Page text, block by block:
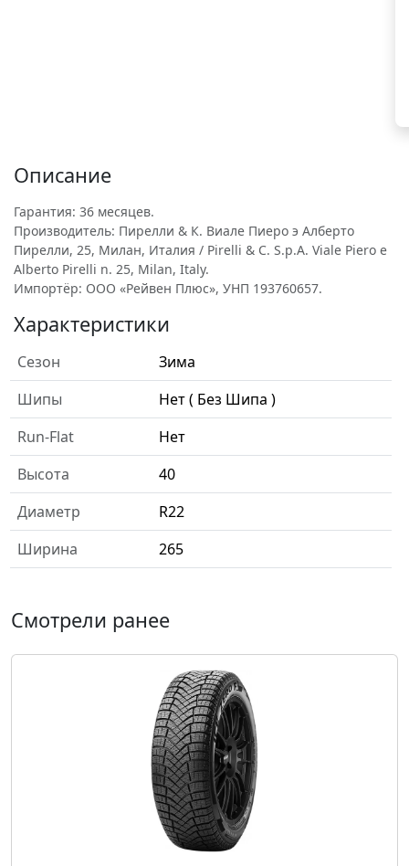
Описание
Гарантия: 36 месяцев.
Производитель: Пирелли & К. Виале Пиеро э Алберто
Пирелли, 25, Милан, Италия / Pirelli & C. S.p.A. Viale Piero e
Alberto Pirelli n. 25, Milan, Italy.
Импортёр: ООО «Рейвен Плюс», УНП 193760657.
Характеристики
Сезон
Зима
Шипы
Нет ( Без Шипа )
Run-Flat
Нет
Высота
40
Диаметр
R22
Ширина
265
Смотрели ранее